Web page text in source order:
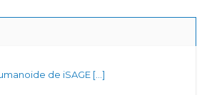
de iSAGE [...]